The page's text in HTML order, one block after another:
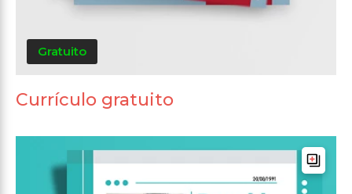
Gratuito
Currículo gratuito